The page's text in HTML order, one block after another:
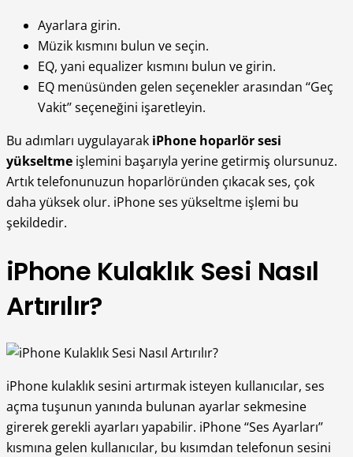
Ayarlara girin.
Müzik kısmını bulun ve seçin.
EQ, yani equalizer kısmını bulun ve girin.
EQ menüsünden gelen seçenekler arasından ‘‘Geç
Vakit’’ seçeneğini işaretleyin.
Bu adımları uygulayarak iPhone hoparlör sesi
yükseltme işlemini başarıyla yerine getirmiş olursunuz.
Artık telefonunuzun hoparlöründen çıkacak ses, çok
daha yüksek olur. iPhone ses yükseltme işlemi bu
şekildedir.
iPhone Kulaklık Sesi Nasıl
Artırılır?
iPhone kulaklık sesini artırmak isteyen kullanıcılar, ses
açma tuşunun yanında bulunan ayarlar sekmesine
girerek gerekli ayarları yapabilir. iPhone ‘‘Ses Ayarları’’
kısmına gelen kullanıcılar, bu kısımdan telefonun sesini